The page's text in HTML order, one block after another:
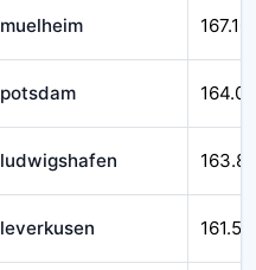
muelheim
potsdam
ludwigshafen
leverkusen